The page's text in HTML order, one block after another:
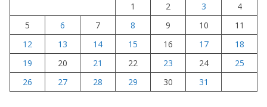
1
2 3
4
5
6 7 8 9 10
11
12
13 14 15 16 17
18
19
20 21 22 23 24
25
26
27 28 29 30 31